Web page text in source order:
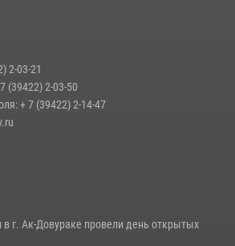
сотрудников Росгвардии за
в решении конфликтной ситуации
2-03-21
(39422) 2-03-50
+ 7 (39422) 2-14-47
в г. Ак-Довураке провели день открытых